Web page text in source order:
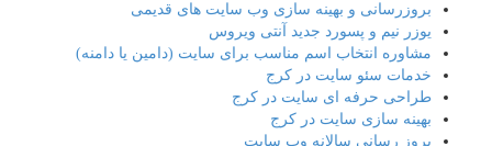
بروزرسانی و بهینه سازی وب سایت های قدیمی
یوزر نیم و پسورد جدید آنتی ویروس
مشاوره انتخاب اسم مناسب برای سایت (دامین یا دامنه)
خدمات سئو سایت در کرج
طراحی حرفه ای سایت در کرج
بهینه سازی سایت در کرج
بروز رسانی سالانه وب سایت